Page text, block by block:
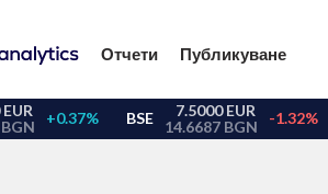
Отчети Публикуване